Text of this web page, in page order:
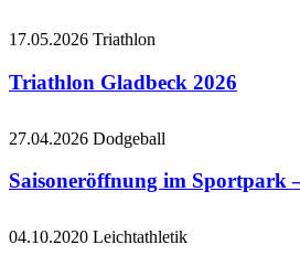
17.05.2026 Triathlon
Triathlon Gladbeck 2026
27.04.2026 Dodgeball
Saisoneröffnung im Sportpark
04.10.2020 Leichtathletik